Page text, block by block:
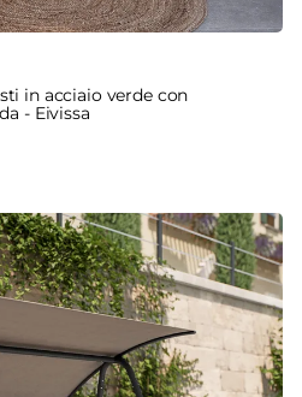
in acciaio verde con
- Eivissa